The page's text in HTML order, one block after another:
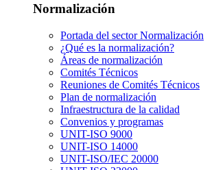
Normalización
Portada del sectorNormalización
¿Qué es la normalización?
Áreas de normalización
Comités Técnicos
Reuniones de Comités Técnicos
Plan de normalización
Infraestructura de la calidad
Convenios y programas
UNIT-ISO 9000
UNIT-ISO 14000
UNIT-ISO/IEC 20000